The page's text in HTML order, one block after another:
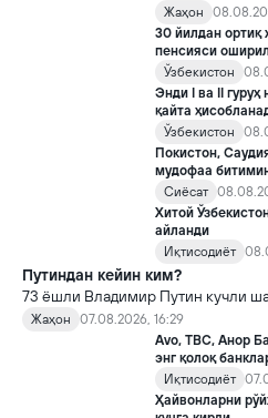
Жаҳон
30 йилдан ортиқ
пенсияси
Ўзбекистон
Энди I ва II гуруҳ
қайта
Ўзбекистон
Покистон,
мудофаа
Сиёсат
Хитой
айланди
Иқтисодиёт
Путиндан кейин ким?
73 ёшли Владимир Путин кучли
яратди, аммо ундан кейин ким
топшириш механизми ҳали
Кремлда ворислик жангига олиб
Жаҳон
07.08.2026, 16:29
Avo, TBC, Анор
энг қолоқ
Иқтисодиёт
Ҳайвонларни